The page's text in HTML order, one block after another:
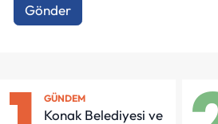
Gönder
GÜNDEM
Konak Belediyesi ve